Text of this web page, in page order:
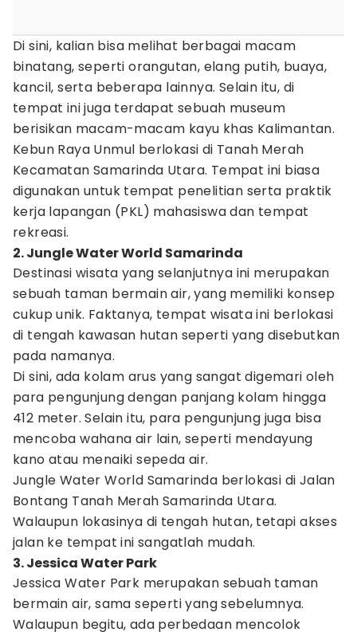
Di sini, kalian bisa melihat berbagai macam
binatang, seperti orangutan, elang putih, buaya,
kancil, serta beberapa lainnya. Selain itu, di
tempat ini juga terdapat sebuah museum
berisikan macam-macam kayu khas Kalimantan.
Kebun Raya Unmul berlokasi di Tanah Merah
Kecamatan Samarinda Utara. Tempat ini biasa
digunakan untuk tempat penelitian serta praktik
kerja lapangan (PKL) mahasiswa dan tempat
rekreasi.
2. Jungle Water World Samarinda
Destinasi wisata yang selanjutnya ini merupakan
sebuah taman bermain air, yang memiliki konsep
cukup unik. Faktanya, tempat wisata ini berlokasi
di tengah kawasan hutan seperti yang disebutkan
pada namanya.
Di sini, ada kolam arus yang sangat digemari oleh
para pengunjung dengan panjang kolam hingga
412 meter. Selain itu, para pengunjung juga bisa
mencoba wahana air lain, seperti mendayung
kano atau menaiki sepeda air.
Jungle Water World Samarinda berlokasi di Jalan
Bontang Tanah Merah Samarinda Utara.
Walaupun lokasinya di tengah hutan, tetapi akses
jalan ke tempat ini sangatlah mudah.
3. Jessica Water Park
Jessica Water Park merupakan sebuah taman
bermain air, sama seperti yang sebelumnya.
Walaupun begitu, ada perbedaan mencolok